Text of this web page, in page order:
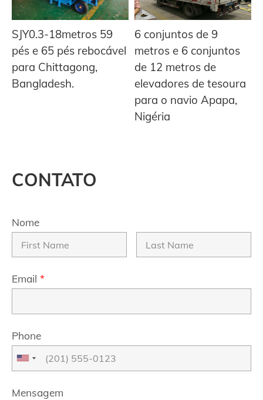
SJY0.3-18metros 59
pés e 65 pés rebocável
para Chittagong,
Bangladesh.
6 conjuntos de 9
metros e 6 conjuntos
de 12 metros de
elevadores de tesoura
para o navio Apapa,
Nigéria
CONTATO
Nome
Email *
Phone
Mensagem